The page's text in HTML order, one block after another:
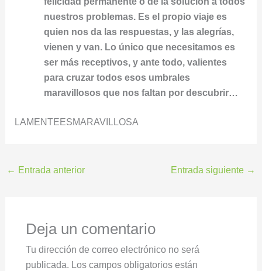
nuestros problemas. Es el propio viaje es
quien nos da las respuestas, y las alegrías,
vienen y van. Lo único que necesitamos es
ser más receptivos, y ante todo, valientes
para cruzar todos esos umbrales
maravillosos que nos faltan por descubrir…
LAMENTEESMARAVILLOSA
← Entrada anterior Entrada siguiente →
Deja un comentario
Tu dirección de correo electrónico no será
publicada. Los campos obligatorios están